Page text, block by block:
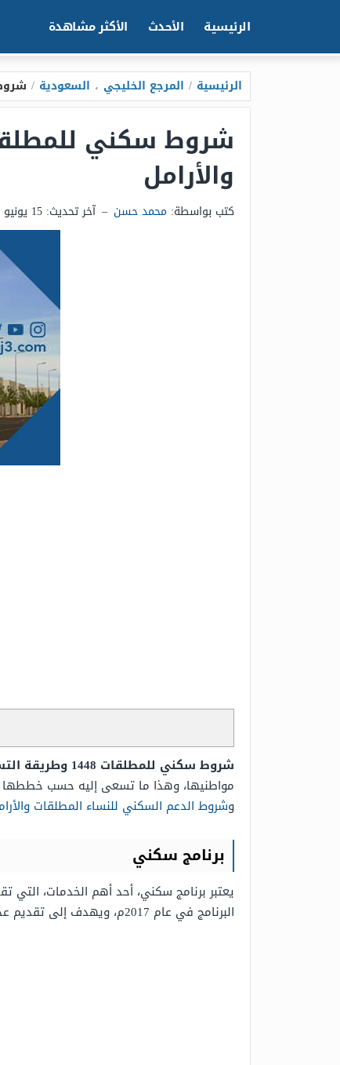
الرئيسية الأحدث الأكثر مشاهدة
الرئيسية / المرجع الخليجي ، السعودية / شروط سكني
والأرامل
كتب بواسطة: محمد حسن – آخر تحديث: 15 يونيو 2026 - 2:03ص
شروط سكني للمطلقات 1448 وطريقة التسجيل في سكني للمطلقات والأرامل،
مواطنيها، وهذا ما تسعى إليه حسب خططها لعام 2030، ومن ضمن هذه الخدمات برنامج الدعم
وشروط الدعم السكني للنساء المطلقات والأرامل
برنامج سكني
يعتبر برنامج سكني، أحد أهم الخدمات، التي
البرنامج في عام 2017م، ويهدف إلى تقديم عدد من الوحدات السكنية، ورفع نسبة الامتلاك بين المواطنين إلى 70%، ومن أبرز إنجازات البرنامج التالي: